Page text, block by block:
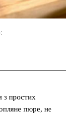
з простих
пюре, не